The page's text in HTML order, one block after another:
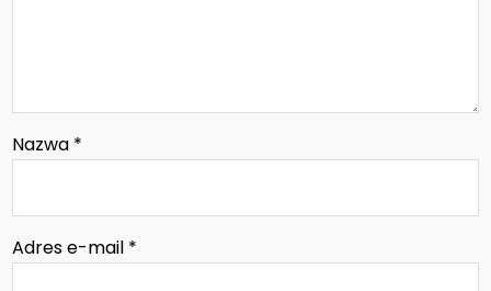
Nazwa *
Adres e-mail *